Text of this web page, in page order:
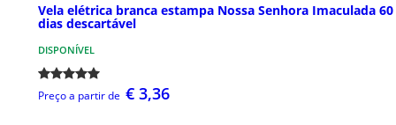
Vela elétrica branca estampa Nossa Senhora Imaculada 60
dias descartável
DISPONÍVEL
Preço a partir de € 3,36